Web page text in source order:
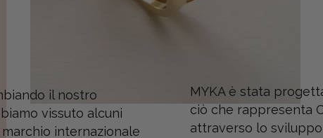
il nostro
vissuto alcuni
internazionale
MYKA è stata
ciò che rappresenta
attraverso lo